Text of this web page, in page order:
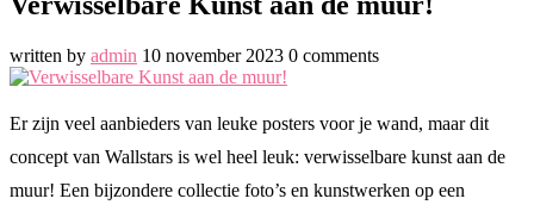
written by admin 10 november 2023 0 comments
Er zijn veel aanbieders van leuke posters voor je wand, maar dit
concept van Wallstars is wel heel leuk: verwisselbare kunst aan de
muur! Een bijzondere collectie foto’s en kunstwerken op een